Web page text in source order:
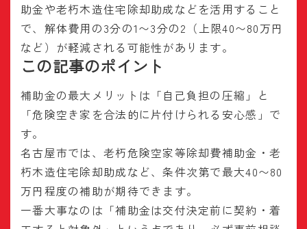
助金や老朽木造住宅除却助成などを活用すること
で、解体費用の3分の1〜3分の2（上限40〜80万円
など）が軽減される可能性があります。
この記事のポイント
補助金の最大メリットは「自己負担の圧縮」と
「危険空き家を合法的に片付けられる安心感」で
す。
名古屋市では、老朽危険空家等除却費補助金・老
朽木造住宅除却助成など、条件次第で最大40〜80
万円程度の補助が期待できます。
一番大事なのは「補助金は交付決定前に契約・着